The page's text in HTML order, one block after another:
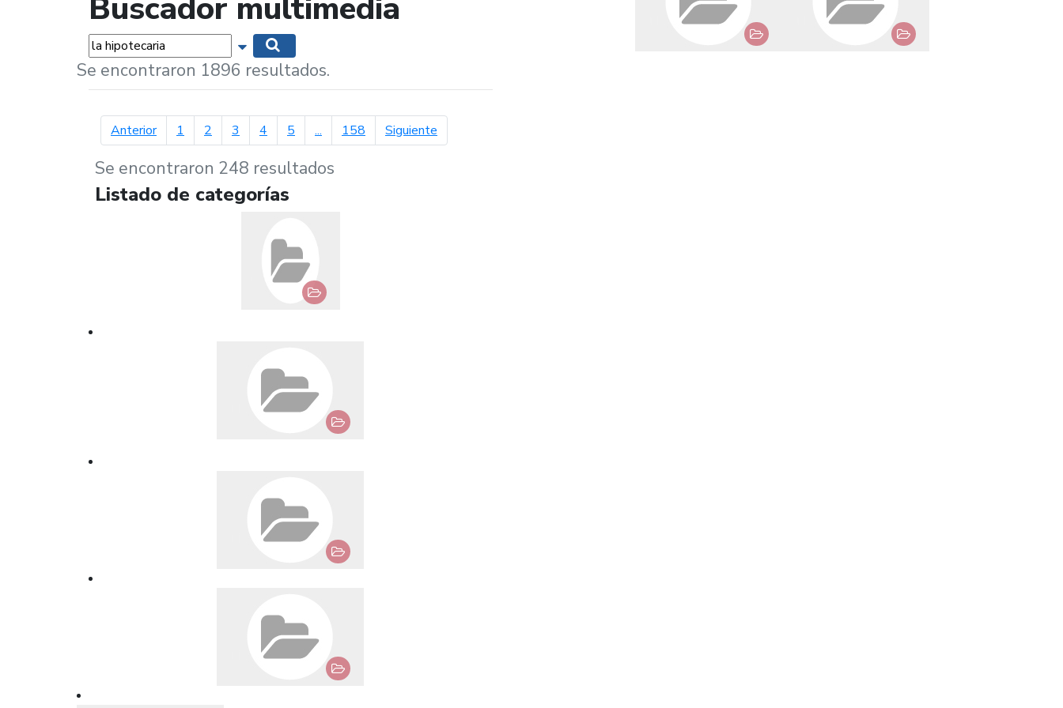
Buscador multimedia
Palabras... Mostrar opciones de búsqueda
Se encontraron 1896 resultados.
Anteriorpágina anterior
1 2 3 4 5 ... 158 Siguientepágina siguiente
Se encontraron 248 resultados
Listado de categorías